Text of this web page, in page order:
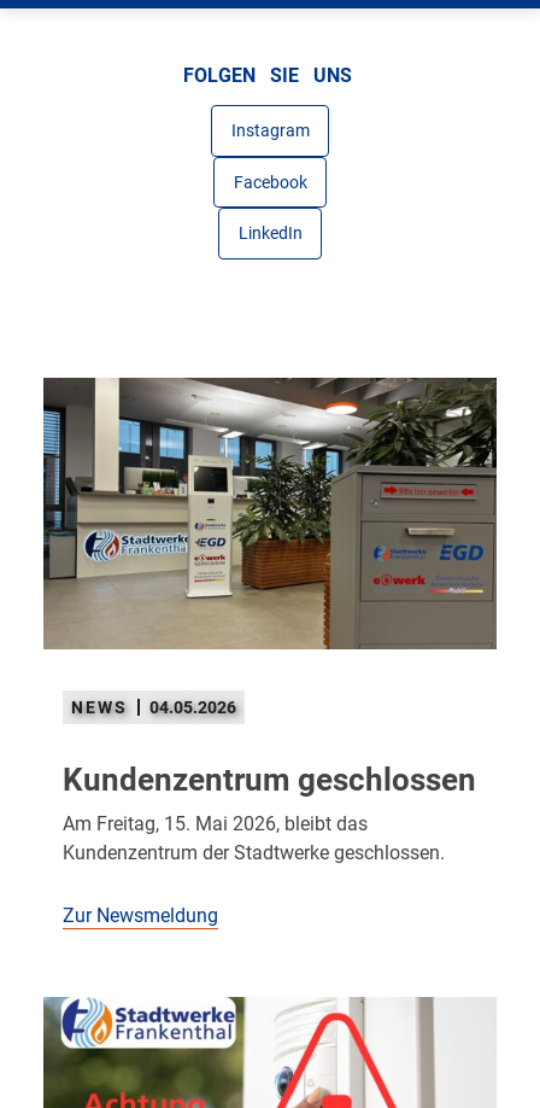
FOLGEN SIE UNS
Instagram
Facebook
LinkedIn
Kundenzentrum geschlossen
Am Freitag, 15. Mai 2026, bleibt das
Kundenzentrum der Stadtwerke geschlossen.
04.05.2026
Zur Newsmeldung
Lesehilfe
Links unterstreichen
Animationen ausschalten
Hoher Kontrast